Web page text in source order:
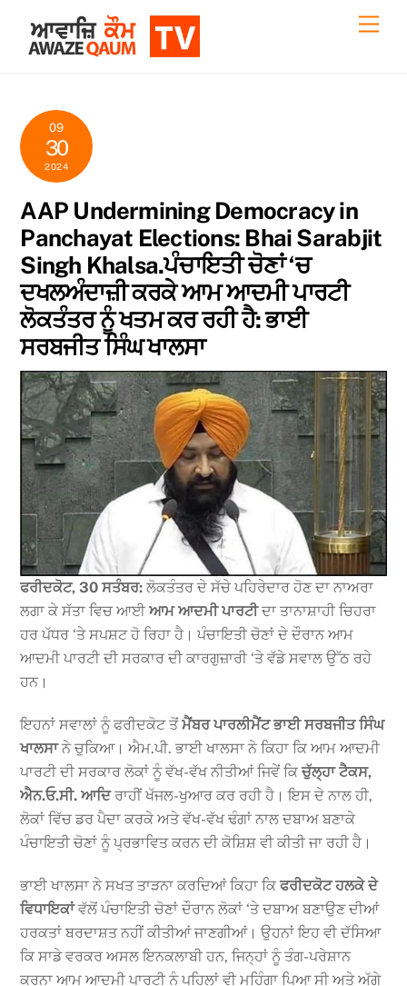
content
09
30
2024
AAP Undermining Democracy in
Panchayat Elections: Bhai Sarabjit
Singh Khalsa.ਪੰਚਾਇਤੀ ਚੋਣਾਂ ‘ਚ
ਦਖਲਅੰਦਾਜ਼ੀ ਕਰਕੇ ਆਮ ਆਦਮੀ ਪਾਰਟੀ
ਲੋਕਤੰਤਰ ਨੂੰ ਖਤਮ ਕਰ ਰਹੀ ਹੈ: ਭਾਈ
ਸਰਬਜੀਤ ਸਿੰਘ ਖਾਲਸਾ
ਫਰੀਦਕੋਟ, 30 ਸਤੰਬਰ: ਲੋਕਤੰਤਰ ਦੇ ਸੱਚੇ ਪਹਿਰੇਦਾਰ ਹੋਣ ਦਾ ਨਾਅਰਾ
ਲਗਾ ਕੇ ਸੱਤਾ ਵਿਚ ਆਈਆਮ ਆਦਮੀ ਪਾਰਟੀਦਾ ਤਾਨਾਸ਼ਾਹੀ ਚਿਹਰਾ
ਹਰ ਪੱਧਰ ‘ਤੇ ਸਪਸ਼ਟ ਹੋ ਰਿਹਾ ਹੈ। ਪੰਚਾਇਤੀ ਚੋਣਾਂ ਦੇ ਦੌਰਾਨ ਆਮ
ਆਦਮੀ ਪਾਰਟੀ ਦੀ ਸਰਕਾਰ ਦੀ ਕਾਰਗੁਜ਼ਾਰੀ ‘ਤੇ ਵੱਡੇ ਸਵਾਲ ਉੱਠ ਰਹੇ
ਹਨ।
ਇਹਨਾਂ ਸਵਾਲਾਂ ਨੂੰ ਫਰੀਦਕੋਟ ਤੋਂਮੈਂਬਰ ਪਾਰਲੀਮੈਂਟ ਭਾਈ ਸਰਬਜੀਤ ਸਿੰਘ
ਖਾਲਸਾਨੇ ਚੁਕਿਆ। ਐਮ.ਪੀ. ਭਾਈ ਖਾਲਸਾ ਨੇ ਕਿਹਾ ਕਿ ਆਮ ਆਦਮੀ
ਪਾਰਟੀ ਦੀ ਸਰਕਾਰ ਲੋਕਾਂ ਨੂੰ ਵੱਖ-ਵੱਖ ਨੀਤੀਆਂ ਜਿਵੇਂ ਕਿਚੁੱਲ੍ਹਾ ਟੈਕਸ,
ਐਨ.ਓ.ਸੀ. ਆਦਿਰਾਹੀਂ ਖੱਜਲ-ਖੁਆਰ ਕਰ ਰਹੀ ਹੈ। ਇਸ ਦੇ ਨਾਲ ਹੀ,
ਲੋਕਾਂ ਵਿੱਚ ਡਰ ਪੈਦਾ ਕਰਕੇ ਅਤੇ ਵੱਖ-ਵੱਖ ਢੰਗਾਂ ਨਾਲ ਦਬਾਅ ਬਣਾਕੇ
ਪੰਚਾਇਤੀ ਚੋਣਾਂ ਨੂੰ ਪ੍ਰਭਾਵਿਤ ਕਰਨ ਦੀ ਕੋਸ਼ਿਸ਼ ਵੀ ਕੀਤੀ ਜਾ ਰਹੀ ਹੈ।
ਭਾਈ ਖਾਲਸਾ ਨੇ ਸਖਤ ਤਾੜਨਾ ਕਰਦਿਆਂ ਕਿਹਾ ਕਿਫਰੀਦਕੋਟ ਹਲਕੇ ਦੇ
ਵਿਧਾਇਕਾਂਵੱਲੋਂ ਪੰਚਾਇਤੀ ਚੋਣਾਂ ਦੌਰਾਨ ਲੋਕਾਂ ‘ਤੇ ਦਬਾਅ ਬਣਾਉਣ ਦੀਆਂ
ਹਰਕਤਾਂ ਬਰਦਾਸ਼ਤ ਨਹੀਂ ਕੀਤੀਆਂ ਜਾਣਗੀਆਂ। ਉਹਨਾਂ ਇਹ ਵੀ ਦੱਸਿਆ
ਕਿ ਸਾਡੇ ਵਰਕਰ ਅਸਲ ਇਨਕਲਾਬੀ ਹਨ, ਜਿਨ੍ਹਾਂ ਨੂੰ ਤੰਗ-ਪਰੇਸ਼ਾਨ
ਕਰਨਾ ਆਮ ਆਦਮੀ ਪਾਰਟੀ ਨੂੰ ਪਹਿਲਾਂ ਵੀ ਮਹਿੰਗਾ ਪਿਆ ਸੀ ਅਤੇ ਅੱਗੇ